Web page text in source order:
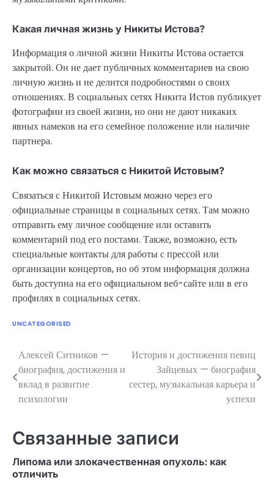
Какая личная жизнь у Никиты Истова?
Информация о личной жизни Никиты Истова остается
закрытой. Он не дает публичных комментариев на свою
личную жизнь и не делится подробностями о своих
отношениях. В социальных сетях Никита Истов публикует
фотографии из своей жизни, но они не дают никаких
явных намеков на его семейное положение или наличие
партнера.
Как можно связаться с Никитой Истовым?
Связаться с Никитой Истовым можно через его
официальные страницы в социальных сетях. Там можно
отправить ему личное сообщение или оставить
комментарий под его постами. Также, возможно, есть
специальные контакты для работы с прессой или
организации концертов, но об этом информация должна
быть доступна на его официальном веб-сайте или в его
профилях в социальных сетях.
UNCATEGORISED
Навигация
по
записям
Алексей Ситников —
биография, достижения и
вклад в развитие
психологии
История и достижения певиц
Зайцевых — биография
сестер, музыкальная карьера и
успехи
Связанные записи
Липома или злокачественная опухоль: как
отличить